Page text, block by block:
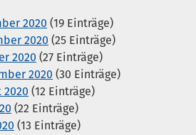
2020 (19 Einträge)
2020 (25 Einträge)
2020 (27 Einträge)
2020 (30 Einträge)
2020 (12 Einträge)
(22 Einträge)
(13 Einträge)